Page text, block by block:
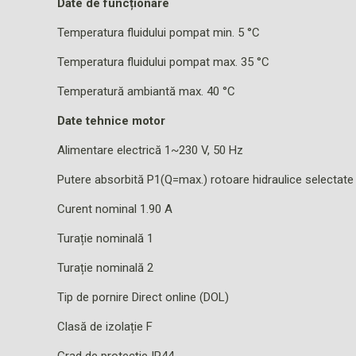
Date de funcționare
Temperatura fluidului pompat min. 5 °C
Temperatura fluidului pompat max. 35 °C
Temperatură ambiantă max. 40 °C
Date tehnice motor
Alimentare electrică 1~230 V, 50 Hz
Putere absorbită P1(Q=max.) rotoare hidraulice
Curent nominal 1.90 A
Turație nominală 1
Turație nominală 2
Tip de pornire Direct online (DOL)
Clasă de izolație F